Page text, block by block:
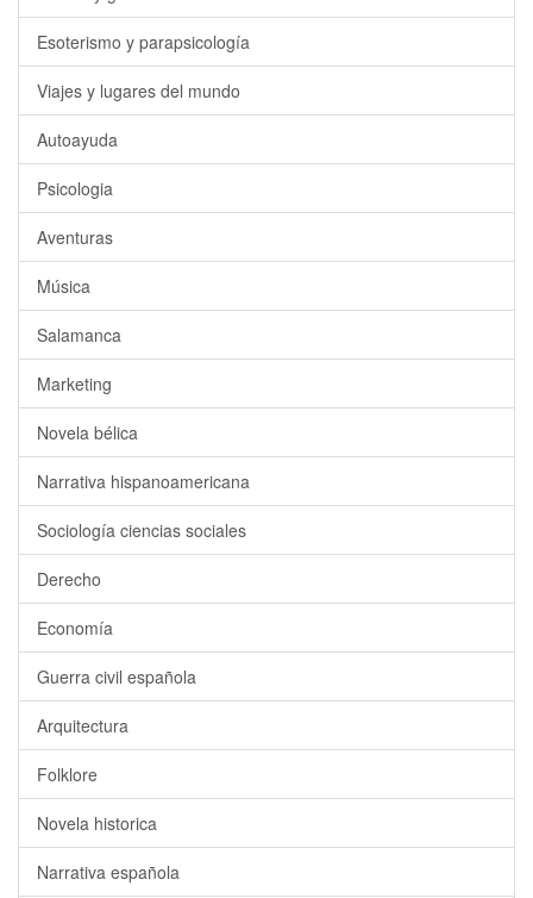
Esoterismo y parapsicología
Viajes y lugares del mundo
Autoayuda
Psicologia
Aventuras
Música
Salamanca
Marketing
Novela bélica
Narrativa hispanoamericana
Sociología ciencias sociales
Derecho
Economía
Guerra civil española
Arquitectura
Folklore
Novela historica
Narrativa española